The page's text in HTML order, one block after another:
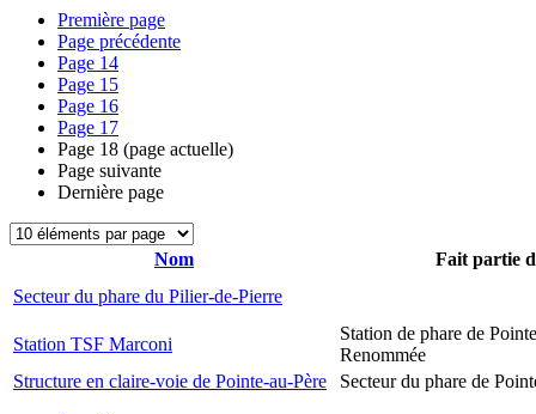
Première page
Page précédente
Page 14
Page 15
Page 16
Page 17
Page 18 (page actuelle)
Page suivante
Dernière page
Nom
Fait partie
Secteur du phare du Pilier-de-Pierre
Station TSF Marconi
Station de phare de
Renommée
Structure en claire-voie de Pointe-au-Père
Secteur du phare de